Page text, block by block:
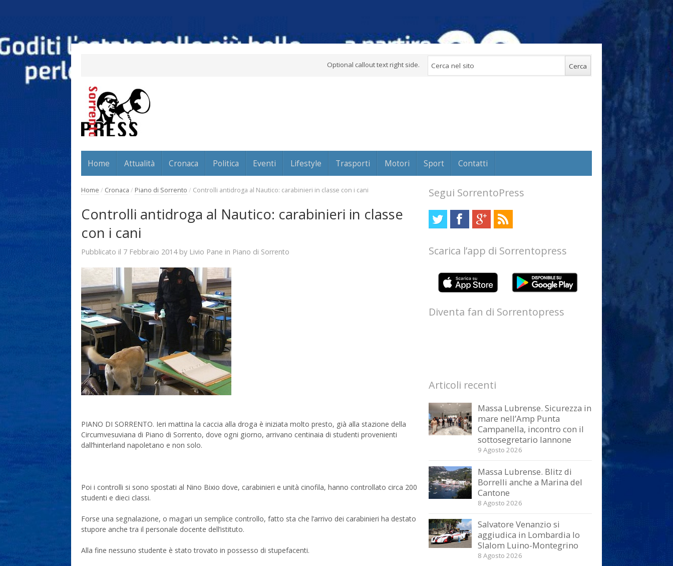
Optional callout text right side.
Home Attualità Cronaca Politica Eventi Lifestyle Trasporti Motori Sport Contatti
Home / Cronaca / Piano di Sorrento / Controlli antidroga al Nautico: carabinieri in classe con i cani
Controlli antidroga al Nautico: carabinieri in classe
con i cani
Pubblicato il 7 Febbraio 2014by Livio Pane in Piano di Sorrento
PIANO DI SORRENTO. Ieri mattina la caccia alla droga è iniziata molto presto, già alla stazione della
Circumvesuviana di Piano di Sorrento, dove ogni giorno, arrivano centinaia di studenti provenienti
dall’hinterland napoletano e non solo.
Poi i controlli si sono spostati al Nino Bixio dove, carabinieri e unità cinofila, hanno controllato circa 200
studenti e dieci classi.
Forse una segnalazione, o magari un semplice controllo, fatto sta che l’arrivo dei carabinieri ha destato
stupore anche tra il personale docente dell’istituto.
Alla fine nessuno studente è stato trovato in possesso di stupefacenti.
Segui SorrentoPress
Scarica l’app di Sorrentopress
Diventa fan di Sorrentopress
Articoli recenti
Massa Lubrense. Sicurezza in
mare nell’Amp Punta
Campanella, incontro con il
sottosegretario Iannone
9 Agosto 2026
Massa Lubrense. Blitz di
Borrelli anche a Marina del
Cantone
8 Agosto 2026
Salvatore Venanzio si
aggiudica in Lombardia lo
Slalom Luino-Montegrino
8 Agosto 2026